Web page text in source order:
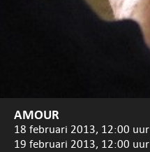
AMOUR
18 februari 2013, 12:00 uur
19 februari 2013, 12:00 uur